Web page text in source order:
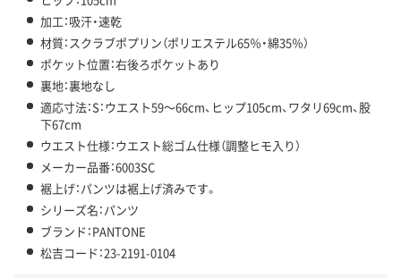
加工：吸汗・速乾
材質：スクラブポプリン（ポリエステル65％・綿35％）
ポケット位置：右後ろポケットあり
裏地：裏地なし
適応寸法：S：ウエスト59～66cm、ヒップ105cm、ワタリ69cm、股
下67cm
ウエスト仕様：ウエスト総ゴム仕様（調整ヒモ入り）
メーカー品番：6003SC
裾上げ：パンツは裾上げ済みです。
シリーズ名：パンツ
ブランド：PANTONE
松吉コード：23-2191-0104